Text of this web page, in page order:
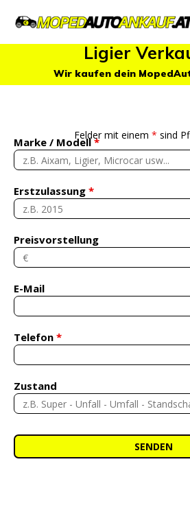
to
Ligier
Wir kaufen dein
Felder mit einem * sind
Marke / Modell*
Erstzulassung *
Preisvorstellung
E-Mail
Telefon *
Zustand